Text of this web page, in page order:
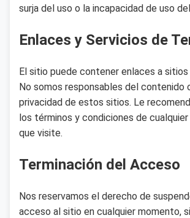
surja del uso o la incapacidad de uso
Enlaces y Servicios de
El sitio puede contener enlaces a
No somos responsables del contenido
privacidad de estos sitios. Le
los términos y condiciones de
que visite.
Terminación del Acceso
Nos reservamos el derecho de
acceso al sitio en cualquier momento,